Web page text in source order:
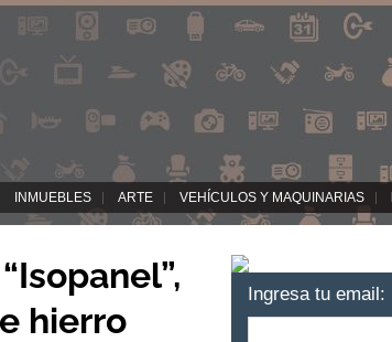
INMUEBLES ARTE VEHÍCULOS Y MAQUINARIAS
hierro
Ingresa tu email: